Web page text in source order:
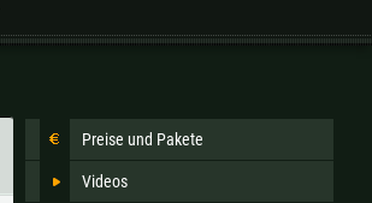
Preise und Pakete
Videos
Frankreich |€
Spanien |